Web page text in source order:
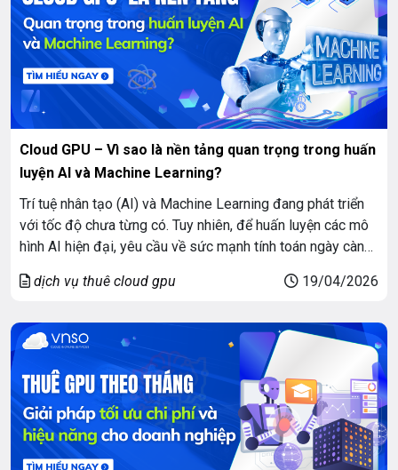
Cloud GPU – Vì sao là nền tảng quan trọng trong huấn
luyện AI và Machine Learning?
Trí tuệ nhân tạo (AI) và Machine Learning đang phát triển
với tốc độ chưa từng có. Tuy nhiên, để huấn luyện các mô
hình AI hiện đại, yêu cầu về sức mạnh tính toán ngày càng
thể thiếu đối với doanh […]
dịch vụ thuê cloud gpu 19/04/2026